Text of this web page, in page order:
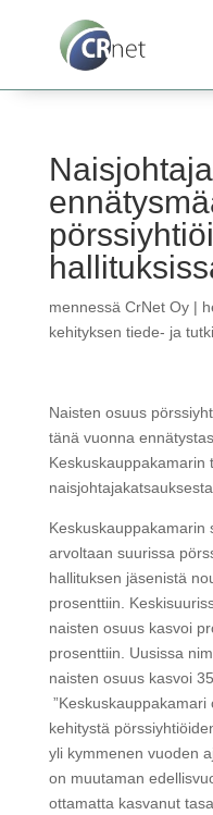
mennessä CrNet Oy|
kehityksen tiede- ja
Naisten osuus
tänä vuonna
Keskuskauppakamarin
Keskuskauppakamarin
arvoltaan suurissa
hallituksen jäsenistä
prosenttiin.
naisten osuus kasvoi
prosenttiin. Uusissa
naisten osuus kasvoi
kehitystä
yli kymmenen vuoden
on muutaman
ottamatta kasvanut